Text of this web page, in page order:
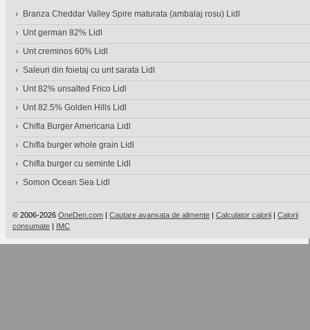
Branza Cheddar Valley Spire maturata (ambalaj rosu) Lidl
Unt german 82% Lidl
Unt creminos 60% Lidl
Saleuri din foietaj cu unt sarata Lidl
Unt 82% unsalted Frico Lidl
Unt 82.5% Golden Hills Lidl
Chifla Burger Americana Lidl
Chifla burger whole grain Lidl
Chifla burger cu seminte Lidl
Somon Ocean Sea Lidl
© 2006-2026 OneDen.com | Cautare avansata de alimente | Calculator calorii | Calorii
consumate | IMC